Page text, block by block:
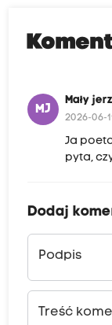
MJ
Mały
2026-06-
Ja
pyta,
Dodaj
Podpis
Treść